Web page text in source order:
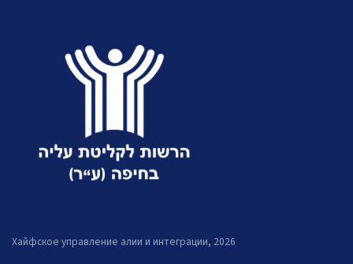
Хайфское управление алии и интеграции, 2026